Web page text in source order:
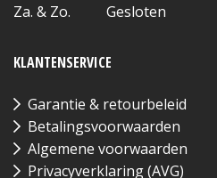
Za. & Zo. Gesloten
KLANTENSERVICE
Garantie & retourbeleid
Betalingsvoorwaarden
Algemene voorwaarden
Privacyverklaring (AVG)